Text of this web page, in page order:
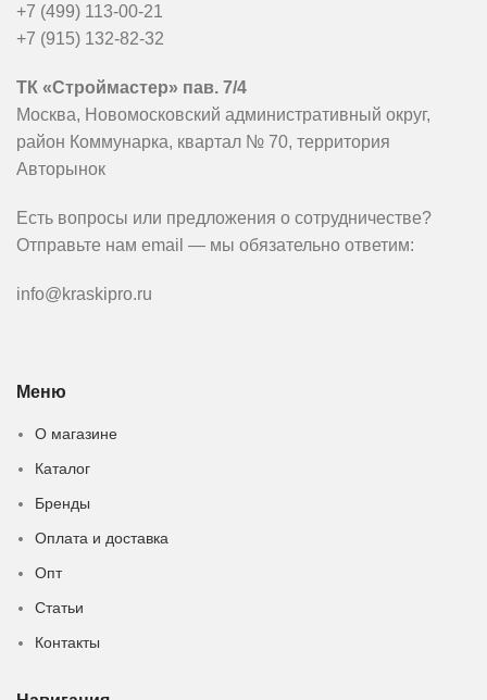
+7 (499) 113-00-21
+7 (915) 132-82-32
ТК «Строймастер» пав. 7/4
Москва, Новомосковский административный округ,
район Коммунарка, квартал № 70, территория
Авторынок
Есть вопросы или предложения о сотрудничестве?
Отправьте нам email — мы обязательно ответим:
info@kraskipro.ru
Меню
О магазине
Каталог
Бренды
Оплата и доставка
Опт
Статьи
Контакты